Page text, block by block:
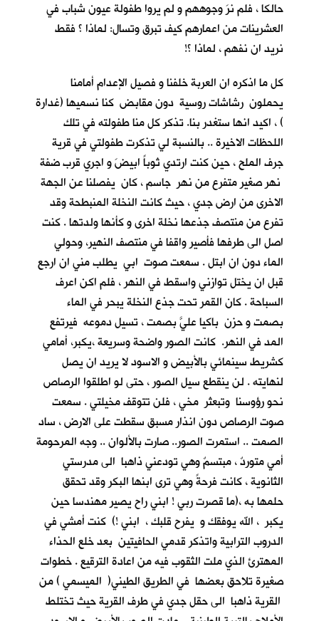
حالكا ، فلم نرَ وجوههم و لم يروا طفولة عيون شباب في
العشرينات من اعمارهم كيف تبرق وتسال: لماذا ؟ فقط
نريد ان نفهم ، لماذا ؟!
كل ما اذكره ان العربة خلفنا و فصيل الإعدام أمامنا
يحملون رشاشات روسية دون مقابض كنا نسميها (غدارة
) ، اكيد انها ستغدر بنا. تذكر كل منا طفولته في تلك
اللحظات الاخيرة .. بالنسبة لي تذكرت طفولتي في قرية
جرف الملح، حين كنت ارتدي ثوباً ابيضَ و اجري قرب ضفة
نهر صغير متفرع من نهر جاسم ، كان يفصلنا عن الجهة
الاخرى من ارض جدي ، حيث كانت النخلة المنبطحة وقد
تفرع من منتصف جذعها نخلة اخرى و كأنها ولدتها . كنت
اصل الى طرفها فأصير واقفا في منتصف النهير، وحولي
الماء دون ان ابتل . سمعت صوت ابي يطلب مني ان ارجع
قبل ان يختل توازني واسقط في النهر ، فلم اكن اعرف
السباحة . كان القمر تحت جذع النخلة يبحر في الماء
بصمت و حزن باكيا عليَّ بصمت ، تسيل دموعه فيرتفع
المد في النهر. كانت الصور واضحة وسريعة ،يكبر، أمامي
كشريط سينمائي بالأبيض و الاسود لا يريد ان يصل
لنهايته . لن ينقطع سيل الصور ، حتى لو اطلقوا الرصاص
نحو رؤوسنا وتبعثر مخي ، فلن تتوقف مخيلتي . سمعت
صوت الرصاص دون انذار مسبق سقطت على الارض ، ساد
الصمت .. استمرت الصور.. صارت بالألوان .. وجه المرحومة
أمي متوردٌ ، مبتسمٌ وهي تودعني ذاهبا الى مدرستي
الثانوية ، كانت فرحةً وهي ترى ابنها البكر وقد تحقق
حلمها به ،(ما قصرت ربي ! ابني راح يصير مهندسا حين
يكبر ، الله يوفقك و يفرح قلبك ، ابني !) كنت أمشي في
الدروب الترابية واتذكر قدمي الحافيتين بعد خلع الحذاء
المهترئ الذي ملت الثقوب فيه من اعادة الترقيع . خطوات
صغيرة تلاحق بعضها في الطريق الطيني( الميسمي ) من
القرية ذاهبا الى حقل جدي في طرف القرية حيث تختلط